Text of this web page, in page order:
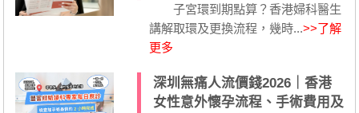
子宮環到期點算？香港婦科醫生
講解取環及更換流程，幾時...>>了解
更多
深圳無痛人流價錢2026｜香港
女性意外懷孕流程、手術費用及